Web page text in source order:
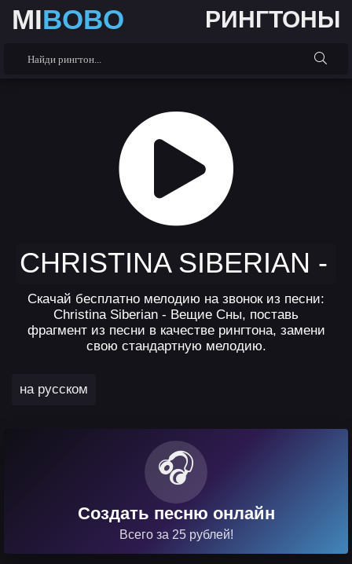
MIBOBO РИНГТОНЫ
CHRISTINA SIBERIAN
Скачай бесплатно мелодию на звонок из песни:
Christina Siberian - Вещие Сны, поставь
фрагмент из песни в качестве рингтона, замени
свою стандартную мелодию.
на русском
🎧
Создать песню онлайн
Всего за 25 рублей!